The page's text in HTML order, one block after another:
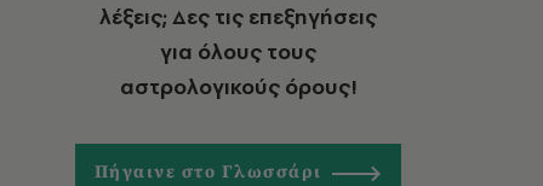
λέξεις; Δες τις επεξηγήσεις
για όλους τους
αστρολογικούς όρους!
Πήγαινε στο Γλωσσάρι